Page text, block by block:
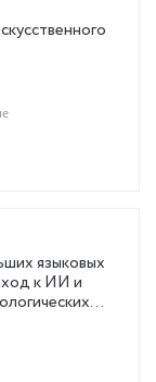
языковых
к ИИ и